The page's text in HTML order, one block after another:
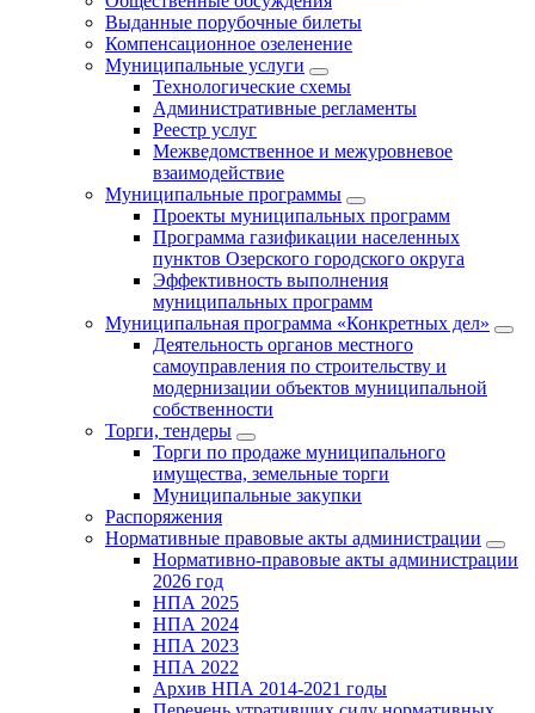
Выданные порубочные билеты
Компенсационное озеленение
Муниципальные услуги
Технологические схемы
Административные регламенты
Реестр услуг
Межведомственное и межуровневое
взаимодействие
Муниципальные программы
Проекты муниципальных программ
Программа газификации населенных
пунктов Озерского городского округа
Эффективность выполнения
муниципальных программ
Муниципальная программа «Конкретных дел»
Деятельность органов местного
самоуправления по строительству и
модернизации объектов муниципальной
собственности
Торги, тендеры
Торги по продаже муниципального
имущества, земельные торги
Муниципальные закупки
Распоряжения
Нормативные правовые акты администрации
Нормативно-правовые акты администрации
2026 год
НПА 2025
НПА 2024
НПА 2023
НПА 2022
Архив НПА 2014-2021 годы